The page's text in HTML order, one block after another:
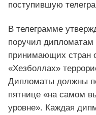
поступившую
В телеграмме
поручил дипломатам
принимающих стран
«Хезболлах»
Дипломаты должны
пятнице «на самом
уровне». Каждая